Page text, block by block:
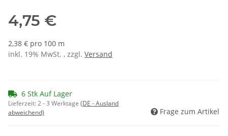
4,75 €
2,38 € pro 100 m
inkl. 19% MwSt. , zzgl. Versand
6 Stk Auf Lager
Lieferzeit:2 - 3 Werktage (DE - Ausland
abweichend)
Frage zum Artikel